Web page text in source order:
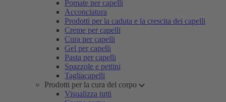
Pomate per capelli
Acconciatura
Prodotti per la caduta e la crescita dei capelli
Creme per capelli
Cura per capelli
Gel per capelli
Pasta per capelli
Spazzole e pettini
Tagliacapelli
Prodotti per la cura del corpo
Visualizza tutti